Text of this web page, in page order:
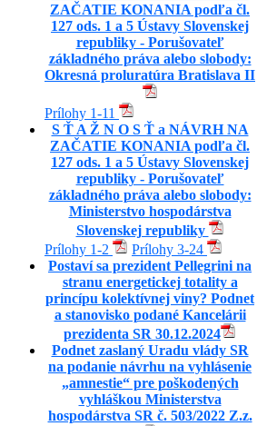
ZAČATIE KONANIA podľa čl.
127 ods. 1 a 5 Ústavy Slovenskej
republiky - Porušovateľ
základného práva alebo slobody:
Okresná proluratúra Bratislava II
Prílohy 1-11
S Ť A Ž N O S Ť a NÁVRH NA
ZAČATIE KONANIA podľa čl.
127 ods. 1 a 5 Ústavy Slovenskej
republiky - Porušovateľ
základného práva alebo slobody:
Ministerstvo hospodárstva
Slovenskej republiky
Prílohy 1-2
Prílohy 3-24
Postaví sa prezident Pellegrini na
stranu energetickej totality a
princípu kolektívnej viny? Podnet
a stanovisko podané Kancelárii
prezidenta SR 30.12.2024
Podnet zaslaný Uradu vlády SR
na podanie návrhu na vyhlásenie
„amnestie“ pre poškodených
vyhláškou Ministerstva
hospodárstva SR č. 503/2022 Z.z.